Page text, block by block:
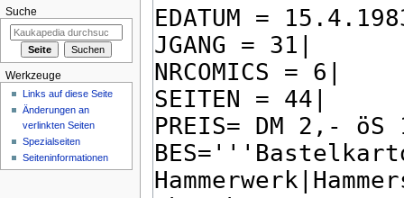
Suche
Werkzeuge
Links auf diese Seite
Änderungen an
verlinkten Seiten
Spezialseiten
Seiten­informationen